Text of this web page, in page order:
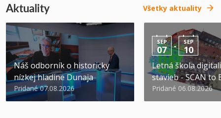
Aktuality Všetky aktuality
Náš odborník o historicky
nízkej hladine Dunaja
Pridané 07.08.2026
SEP
07 - SEP
10
Letná škola
stavieb - SCAN to
Pridané 06.08.2026